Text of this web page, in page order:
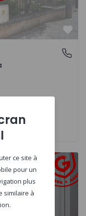
de Matos -
ce site à
pour un
plus
similaire à